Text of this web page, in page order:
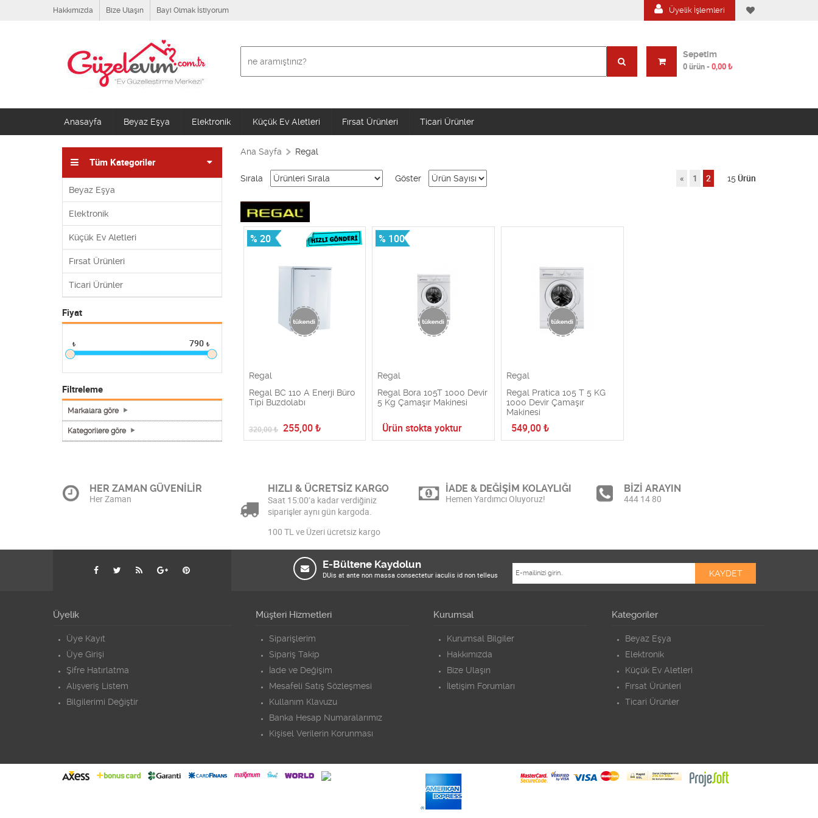
Hakkımızda Bize Ulaşın Bayi Olmak İstiyorum Üyelik İşlemleri
Sepetim
0 ürün - 0,00 ₺
Anasayfa Beyaz Eşya Elektronik Küçük Ev Aletleri Fırsat Ürünleri Ticari Ürünler
Tüm Kategoriler
Beyaz Eşya
Elektronik
Küçük Ev Aletleri
Fırsat Ürünleri
Ticari Ürünler
Fiyat
₺ 790₺
Filtreleme
Markalara göre
Kategorilere göre
Ana Sayfa Regal
Sırala Göster 15Ürün
« 1 2
% 20
Regal
Regal BC 110 A Enerji Büro
Tipi Buzdolabı
320,00₺ 255,00₺
% 100
Regal
Regal Bora 105T 1000 Devir
5 Kg Çamaşır Makinesi
Ürün stokta yoktur
Regal
Regal Pratica 105 T 5 KG
1000 Devir Çamaşır
Makinesi
549,00 ₺
HER ZAMAN GÜVENİLİR
Her Zaman
HIZLI & ÜCRETSİZ KARGO
Saat 15:00’a kadar verdiğiniz
siparişler aynı gün kargoda.
100 TL ve Üzeri ücretsiz kargo
İADE & DEĞİŞİM KOLAYLIĞI
Hemen Yardımcı Oluyoruz!
BİZİ ARAYIN
444 14 80
E-Bültene Kaydolun
DUis at ante non massa consectetur iaculis id non telleus
Üyelik
Üye Kayıt
Üye Girişi
Şifre Hatırlatma
Alışveriş Listem
Bilgilerimi Değiştir
Müşteri Hizmetleri
Siparişlerim
Sipariş Takip
İade ve Değişim
Mesafeli Satış Sözleşmesi
Kullanım Klavuzu
Banka Hesap Numaralarımız
Kişisel Verilerin Korunması
Kurumsal
Kurumsal Bilgiler
Hakkımızda
Bize Ulaşın
İletişim Forumları
Kategoriler
Beyaz Eşya
Elektronik
Küçük Ev Aletleri
Fırsat Ürünleri
Ticari Ürünler